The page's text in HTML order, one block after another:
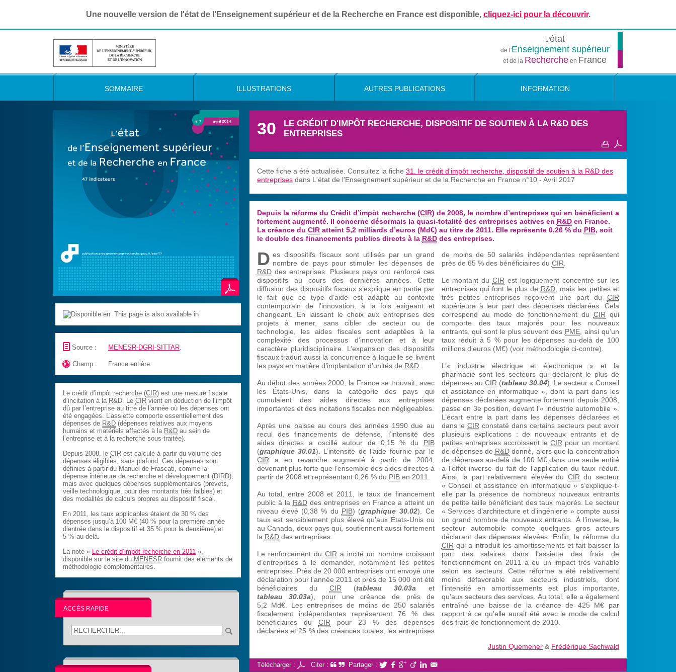
Une nouvelle version de l'état de l’Enseignement supérieur et de la Recherche en France est disponible, cliquez-ici pour la découvrir.
L'état
de l'Enseignement supérieur
et de la Recherche en France
SOMMAIRE ILLUSTRATIONS AUTRES PUBLICATIONS INFORMATION
This page is also available in
📄 Source : MENESR-DGRI-SITTAR.
 Champ : France entière.
Le crédit d’impôt recherche (CIR) est une mesure fiscale
d’incitation à la R&D. LeCIR vient en déduction de l’impôt
dû par l’entreprise au titre de l’année où les dépenses ont
été engagées. L’assiette comporte essentiellement des
dépenses de R&D (dépenses relatives aux moyens
humains et matériels affectés à la R&D au sein de
l’entreprise et à la recherche sous-traitée).
Depuis 2008, leCIR est calculé à partir du volume des
dépenses éligibles, sans plafond. Ces dépenses sont
définies à partir du Manuel de Frascati, comme la
dépense intérieure de recherche et développement (DIRD),
mais avec quelques dépenses supplémentaires (brevets,
veille technologique, pour des montants très faibles) et
des modalités de calculs propres au dispositif fiscal.
En 2011, les taux applicables étaient de 30 % des
dépenses jusqu’à 100 M€ (40 % pour la première année
d’entrée dans le dispositif et 35 % pour la deuxième) et
5 % au-delà.
La note « Le crédit d’impôt recherche en 2011 »,
disponible sur le site du MENESR fournit des éléments de
méthodologie complémentaires.
ACCÈS RAPIDE
30
LE CRÉDIT D'IMPÔT RECHERCHE, DISPOSITIF DE SOUTIEN À LA R&D DES
ENTREPRISES
Cette fiche a été actualisée. Consultez la fiche 31. le crédit d'impôt recherche, dispositif de soutien à la R&D des
entreprisesdans L'état de l'Enseignement supérieur et de la Recherche en France n°10 - Avril 2017
Depuis la réforme du Crédit d’impôt recherche (CIR) de 2008, le nombre d’entreprises qui en bénéficient a
fortement augmenté. Il concerne désormais la quasi-totalité des entreprises actives en R&Den France.
La créance du CIRatteint 5,2 milliards d’euros (Md€) au titre de 2011. Elle représente 0,26 % du PIB, soit
le double des financements publics directs à la R&Ddes entreprises.
D es dispositifs fiscaux sont utilisés par un grand
nombre de pays pour stimuler les dépenses de
R&Ddes entreprises. Plusieurs pays ont renforcé ces
dispositifs au cours des dernières années. Cette
diffusion des dispositifs fiscaux s’explique en partie par
le fait que ce type d’aide est adapté au contexte
contemporain de l’innovation, à la fois exigeant et
changeant. En laissant le choix aux entreprises des
projets à mener, sans cibler de secteur ou de
technologie, les aides fiscales sont adaptées à la
complexité des processus d’innovation et à leur
caractère pluridisciplinaire. L’expansion des dispositifs
fiscaux traduit aussi la concurrence à laquelle se livrent
les pays en matière d’implantation d’unités de R&D.
Au début des années 2000, la France se trouvait, avec
les États-Unis, dans la catégorie des pays qui
cumulaient des aides directes aux entreprises
importantes et des incitations fiscales non négligeables.
Après une baisse au cours des années 1990 due au
recul des financements de défense, l’intensité des
aides directes a oscillé autour de 0,15 % du PIB
(graphique 30.01). L’intensité de l’aide fournie par le
CIR a en revanche augmenté à partir de 2004,
devenant plus forte que l’ensemble des aides directes à
partir de 2008 et représentant 0,26 % du PIBen 2011.
Au total, entre 2008 et 2011, le taux de financement
public à la R&Ddes entreprises en France a atteint un
niveau élevé (0,38 % du PIB) (graphique 30.02). Ce
taux est sensiblement plus élevé qu’aux États-Unis ou
au Canada, deux pays qui, soutiennent aussi fortement
la R&Ddes entreprises.
Le renforcement du CIR a incité un nombre croissant
d’entreprises à le demander, notamment les petites
entreprises. Près de 20 000 entreprises ont envoyé une
déclaration pour l’année 2011 et près de 15 000 ont été
bénéficiaires du CIR (tableau 30.03a et
tableau 30.03a), pour une créance de près de
5,2 Md€. Les entreprises de moins de 250 salariés
fiscalement indépendantes représentent 76 % des
bénéficiaires du CIR pour 23 % des dépenses
déclarées et 25 % des créances totales, les entreprises
de moins de 50 salariés indépendantes représentent
près de 65 % des bénéficiaires du CIR
Le montant du CIR est logiquement concentré sur les
entreprises qui font le plus de R&D, mais les petites et
très petites entreprises reçoivent une part du CIR
supérieure à leur part des dépenses déclarées. Cela
correspond au mode de fonctionnement du CIR qui
comporte des taux majorés pour les nouveaux
entrants, qui sont le plus souvent des PME, ainsi qu’un
taux réduit à 5 % pour les dépenses au-delà de 100
millions d’euros (M€) (voir méthodologie ci-contre).
L’« industrie électrique et électronique » et la
pharmacie sont les secteurs qui déclarent le plus de
dépenses au CIR (tableau 30.04). Le secteur « Conseil
et assistance en informatique », dont la part dans les
dépenses déclarées augmente fortement depuis 2008,
passe en 3e position, devant l’« industrie automobile ».
L’écart entre la part dans les dépenses déclarées et
dans le CIR constaté dans certains secteurs peut avoir
plusieurs explications : de nouveaux entrants et de
petites entreprises accroissent le CIR pour un montant
de dépenses de R&Ddonné, alors que la concentration
de dépenses au-delà de 100 M€ dans une seule entité
a l’effet inverse du fait de l’application du taux réduit.
Ainsi, la part relativement élevée du CIR du secteur
« Conseil et assistance en informatique » s’explique-t-
elle par la présence de nombreux nouveaux entrants
de petite taille bénéficiant des taux majorés. Le secteur
« Services d’architecture et d’ingénierie » compte aussi
un grand nombre de nouveaux entrants. À l’inverse, le
secteur automobile compte quelques gros acteurs
déclarant des dépenses élevées. Enfin, la réforme du
CIR qui a introduit les amortissements et fait baisser la
part des salaires dans l’assiette des frais de
fonctionnement en 2011 a eu un impact très variable
selon les secteurs. Cette réforme a été relativement
moins défavorable aux secteurs industriels, dont
l’intensité en amortissements est plus importante,
qu’aux secteurs des services. Au total, elle a également
entraîné une baisse de la créance de 425 M€ par
rapport à ce qu’elle aurait été avec le mode de calcul
des frais de fonctionnement de 2010.
Justin Quemener & Frédérique Sachwald
Télécharger : Citer : Partager :      